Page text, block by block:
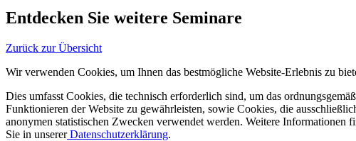
Entdecken Sie weitere Seminare
Zurück zur Übersicht
Wir verwenden Cookies, um Ihnen das bestmögliche Website-Erlebnis zu
Dies umfasst Cookies, die technisch erforderlich sind, um das
Funktionieren der Website zu gewährleisten, sowie Cookies, die
anonymen statistischen Zwecken verwendet werden. Weitere Informationen
Sie in unsererDatenschutzerklärung.